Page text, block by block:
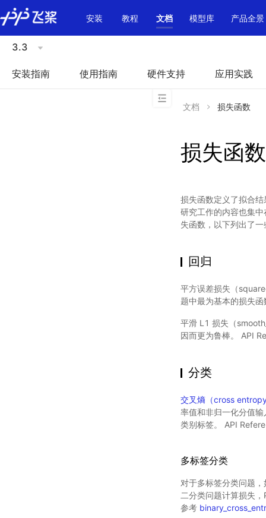
\u200E
安装
教程 文档 模型库 产品全景
3.3
安装指南 使用指南 硬件支持 应用实践
文档 损失函数
损失函数
损失函数定义了拟合
研究工作的内容也集
失函数，以下列出了
回归
平方误差损失（
题中最为基本的损失
平滑 L1 损失（
因而更为鲁棒。 API
分类
交叉熵（cross
率值和非归一化分值
类别标签。 API
多标签分类
对于多标签分类问题
二分类问题计算损失
参考